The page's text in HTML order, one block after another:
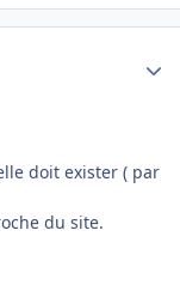
doit exister ( par
du site.